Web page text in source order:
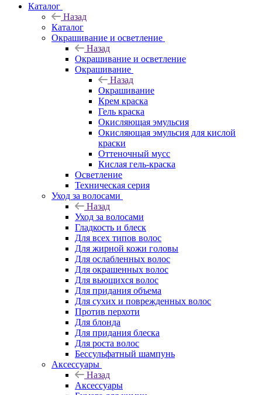
Каталог
Назад
Каталог
Окрашивание и осветление
Назад
Окрашивание и осветление
Окрашивание
Назад
Окрашивание
Крем краска
Гель краска
Окисляющая эмульсия
Окисляющая эмульсия для кислой
краски
Оттеночный мусс
Кислая гель-краска
Осветление
Техническая серия
Уход за волосами
Назад
Уход за волосами
Гладкость и блеск
Для всех типов волос
Для жирной кожи головы
Для ослабленных волос
Для окрашенных волос
Для вьющихся волос
Для придания объема
Для сухих и поврежденных волос
Против перхоти
Для блонда
Для придания блеска
Для роста волос
Бессульфатный шампунь
Аксессуары
Назад
Аксессуары